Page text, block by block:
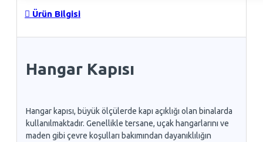
Ürün Bilgisi
Hangar Kapısı
Hangar kapısı, büyük ölçülerde kapı açıklığı olan binalarda
kullanılmaktadır. Genellikle tersane, uçak hangarlarını ve
maden gibi çevre koşulları bakımından dayanıklılığın